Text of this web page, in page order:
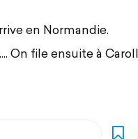
en Normandie.
On file ensuite à